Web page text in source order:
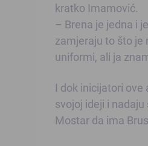
kratko Imamović.
– Brena je jedna i
zamjeraju to što je
uniformi, ali ja
I dok inicijatori
svojoj ideji i
Mostar da ima